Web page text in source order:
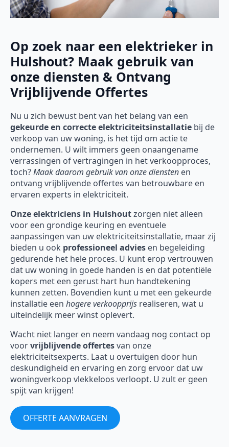
Op zoek naar een elektrieker in
Hulshout? Maak gebruik van
onze diensten & Ontvang
Vrijblijvende Offertes
Nu u zich bewust bent van het belang van een
gekeurde en correcte elektriciteitsinstallatie bij de
verkoop van uw woning, is het tijd om actie te
ondernemen. U wilt immers geen onaangename
verrassingen of vertragingen in het verkoopproces,
toch?Maak daarom gebruik van onze diensten en
ontvang vrijblijvende offertes van betrouwbare en
ervaren experts in elektriciteit.
Onzeelektriciens in Hulshoutzorgen niet alleen
voor een grondige keuring en eventuele
aanpassingen van uw elektriciteitsinstallatie, maar zij
bieden u ook professioneel advies en begeleiding
gedurende het hele proces. U kunt erop vertrouwen
dat uw woning in goede handen is en dat potentiële
kopers met een gerust hart hun handtekening
kunnen zetten. Bovendien kunt u met een gekeurde
installatie een hogere verkoopprijs realiseren, wat u
uiteindelijk meer winst oplevert.
Wacht niet langer en neem vandaag nog contact op
voorvrijblijvende offertesvan onze
elektriciteitsexperts. Laat u overtuigen door hun
deskundigheid en ervaring en zorg ervoor dat uw
woningverkoop vlekkeloos verloopt. U zult er geen
spijt van krijgen!
OFFERTE AANVRAGEN